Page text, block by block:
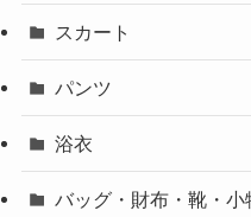
スカート
パンツ
浴衣
バッグ・財布・靴・小